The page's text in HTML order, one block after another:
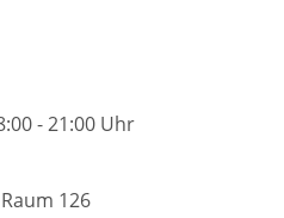
- 21:00 Uhr
126